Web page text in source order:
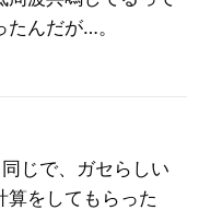
んだが…。
じで、ガセらしい
算をしてもらった